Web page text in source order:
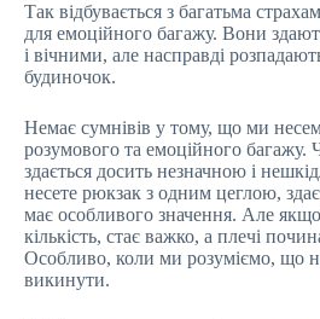
Так відбувається з багатьма
для емоційного багажу. Вони
і вічними, але насправді
будиночок.
Немає сумнівів у тому, що ми
розумового та емоційного багажу.
здається досить незначною і
несете рюкзак з одним цеглою,
має особливого значення. Але
кількість, стає важко, а плечі
Особливо, коли ми розуміємо, що
викинути.